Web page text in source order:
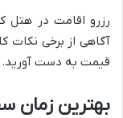
رزرو اقامت در هتل
آگاهی از برخی نکات
قیمت به دست آورید.
بهترین زمان